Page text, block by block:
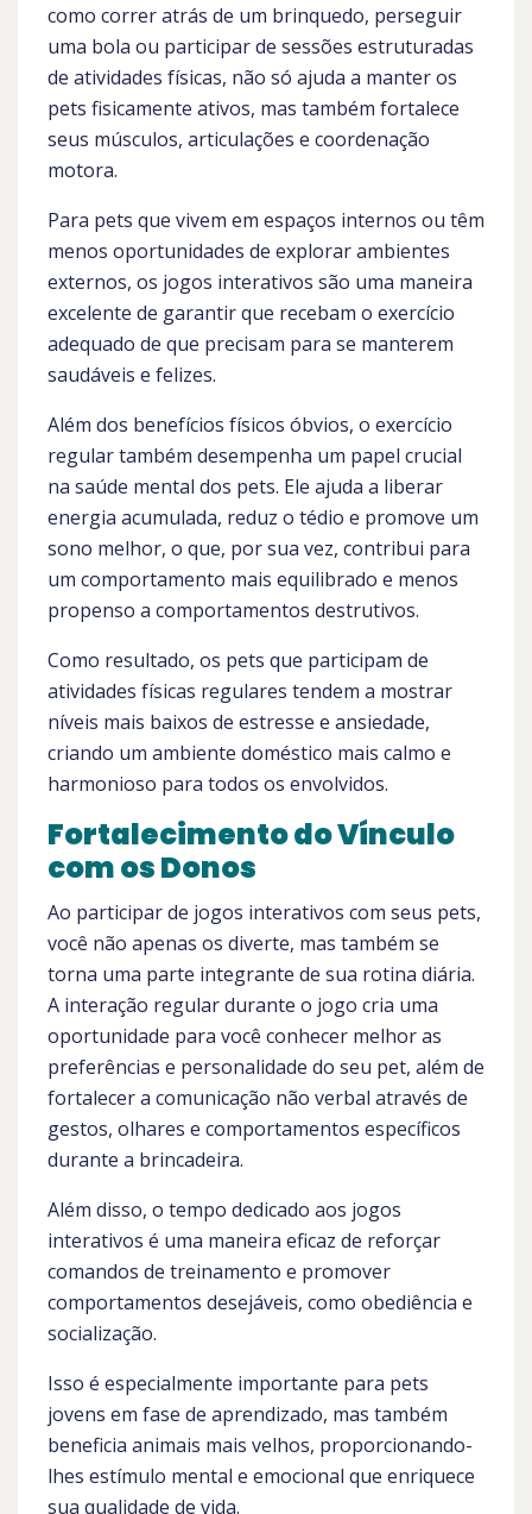
como correr atrás de um brinquedo, perseguir
uma bola ou participar de sessões estruturadas
de atividades físicas, não só ajuda a manter os
pets fisicamente ativos, mas também fortalece
seus músculos, articulações e coordenação
motora.
Para pets que vivem em espaços internos ou têm
menos oportunidades de explorar ambientes
externos, os jogos interativos são uma maneira
excelente de garantir que recebam o exercício
adequado de que precisam para se manterem
saudáveis e felizes.
Além dos benefícios físicos óbvios, o exercício
regular também desempenha um papel crucial
na saúde mental dos pets. Ele ajuda a liberar
energia acumulada, reduz o tédio e promove um
sono melhor, o que, por sua vez, contribui para
um comportamento mais equilibrado e menos
propenso a comportamentos destrutivos.
Como resultado, os pets que participam de
atividades físicas regulares tendem a mostrar
níveis mais baixos de estresse e ansiedade,
criando um ambiente doméstico mais calmo e
harmonioso para todos os envolvidos.
Fortalecimento do Vínculo
com os Donos
Ao participar de jogos interativos com seus pets,
você não apenas os diverte, mas também se
torna uma parte integrante de sua rotina diária.
A interação regular durante o jogo cria uma
oportunidade para você conhecer melhor as
preferências e personalidade do seu pet, além de
fortalecer a comunicação não verbal através de
gestos, olhares e comportamentos específicos
durante a brincadeira.
Além disso, o tempo dedicado aos jogos
interativos é uma maneira eficaz de reforçar
comandos de treinamento e promover
comportamentos desejáveis, como obediência e
socialização.
Isso é especialmente importante para pets
jovens em fase de aprendizado, mas também
beneficia animais mais velhos, proporcionando-
lhes estímulo mental e emocional que enriquece
sua qualidade de vida.